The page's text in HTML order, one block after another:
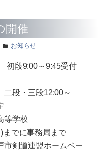
開催
お知らせ
初段9:00～9:45受付
12:00～
等学校
でに事務局まで
市剣道連盟ホームペー